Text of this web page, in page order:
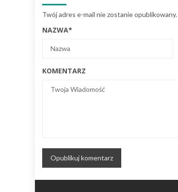
Twój adres e-mail nie zostanie opublikowany.
NAZWA*
KOMENTARZ